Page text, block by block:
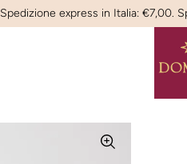
Spedizione express in Italia: €7,00.